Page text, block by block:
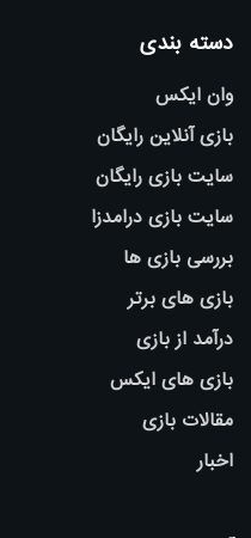
دسته بندی
وان ایکس
بازی آنلاین رایگان
سایت بازی رایگان
سایت بازی درامدزا
بررسی بازی ها
بازی های برتر
درآمد از بازی
بازی های ایکس
مقالات بازی
اخبار